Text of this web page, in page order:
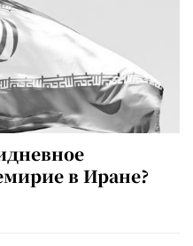
в Иране?